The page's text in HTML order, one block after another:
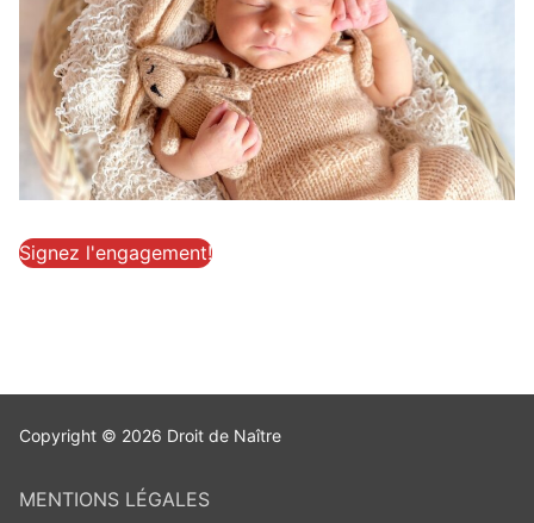
Signez l'engagement!
Copyright © 2026 Droit de Naître
MENTIONS LÉGALES